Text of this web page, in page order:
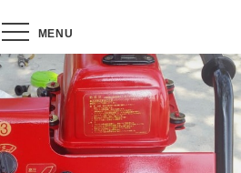
MENU